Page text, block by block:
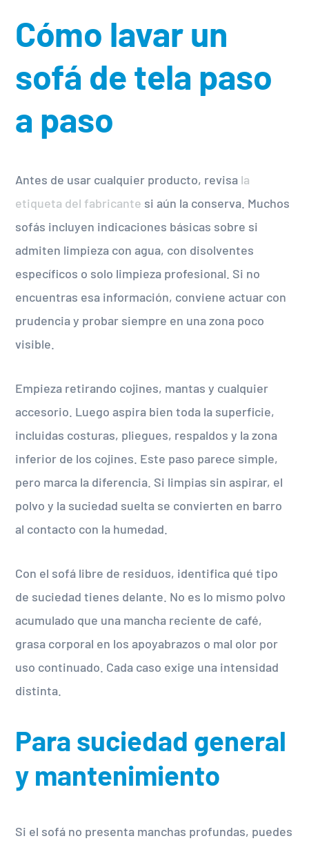
Cómo lavar un
sofá de tela paso
a paso
Antes de usar cualquier producto, revisa la
etiqueta del fabricante si aún la conserva. Muchos
sofás incluyen indicaciones básicas sobre si
admiten limpieza con agua, con disolventes
específicos o solo limpieza profesional. Si no
encuentras esa información, conviene actuar con
prudencia y probar siempre en una zona poco
visible.
Empieza retirando cojines, mantas y cualquier
accesorio. Luego aspira bien toda la superficie,
incluidas costuras, pliegues, respaldos y la zona
inferior de los cojines. Este paso parece simple,
pero marca la diferencia. Si limpias sin aspirar, el
polvo y la suciedad suelta se convierten en barro
al contacto con la humedad.
Con el sofá libre de residuos, identifica qué tipo
de suciedad tienes delante. No es lo mismo polvo
acumulado que una mancha reciente de café,
grasa corporal en los apoyabrazos o mal olor por
uso continuado. Cada caso exige una intensidad
distinta.
Para suciedad general
y mantenimiento
Si el sofá no presenta manchas profundas, puedes